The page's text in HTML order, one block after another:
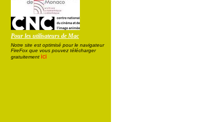
Pour les utilisateurs de Mac
Notre site est optimisé pour le navigateur
FireFox que vous pouvez télécharger
gratuitement ici